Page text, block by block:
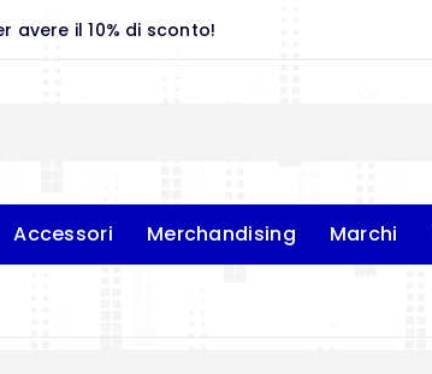
avere il 10% di sconto!
Accessori Merchandising Marchi